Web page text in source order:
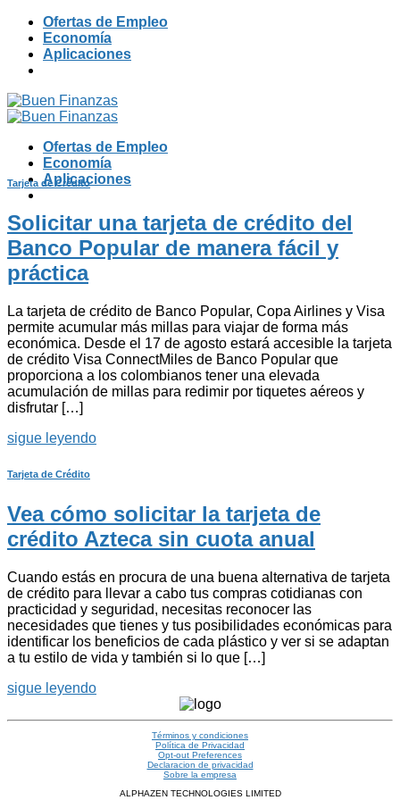
Skip
content
Ofertas de Empleo
Economía
Aplicaciones
Ofertas de Empleo
Economía
Aplicaciones
Tarjeta de Crédito
Solicitar una tarjeta de crédito del
Banco Popular de manera fácil y
práctica
La tarjeta de crédito de Banco Popular, Copa Airlines y Visa
permite acumular más millas para viajar de forma más
económica. Desde el 17 de agosto estará accesible la tarjeta
de crédito Visa ConnectMiles de Banco Popular que
proporciona a los colombianos tener una elevada
acumulación de millas para redimir por tiquetes aéreos y
disfrutar […]
sigue leyendo
Tarjeta de Crédito
Vea cómo solicitar la tarjeta de
crédito Azteca sin cuota anual
Cuando estás en procura de una buena alternativa de tarjeta
de crédito para llevar a cabo tus compras cotidianas con
practicidad y seguridad, necesitas reconocer las
necesidades que tienes y tus posibilidades económicas para
identificar los beneficios de cada plástico y ver si se adaptan
a tu estilo de vida y también si lo que […]
sigue leyendo
Términos y condiciones
Política de Privacidad
Opt-out Preferences
Declaracion de privacidad
Sobre la empresa
ALPHAZEN TECHNOLOGIES LIMITED